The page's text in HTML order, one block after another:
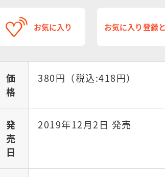
ュアシリーズ
サプ
スクエアシール
お気に入り お気に入り登録
価
格
380円（税込:418円）
発
売
日
2019年12月2日 発売